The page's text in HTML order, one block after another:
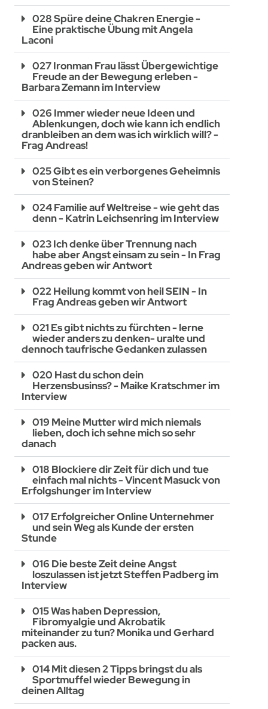
028 Spüre deine Chakren Energie -
Eine praktische Übung mit Angela
Laconi
027 Ironman Frau lässt Übergewichtige
Freude an der Bewegung erleben -
Barbara Zemann im Interview
026 Immer wieder neue Ideen und
Ablenkungen, doch wie kann ich endlich
dranbleiben an dem was ich wirklich will? -
Frag Andreas!
025 Gibt es ein verborgenes Geheimnis
von Steinen?
024 Familie auf Weltreise - wie geht das
denn - Katrin Leichsenring im Interview
023 Ich denke über Trennung nach
habe aber Angst einsam zu sein - In Frag
Andreas geben wir Antwort
022 Heilung kommt von heil SEIN - In
Frag Andreas geben wir Antwort
021 Es gibt nichts zu fürchten - lerne
wieder anders zu denken- uralte und
dennoch taufrische Gedanken zulassen
020 Hast du schon dein
Herzensbusinss? - Maike Kratschmer im
Interview
019 Meine Mutter wird mich niemals
lieben, doch ich sehne mich so sehr
danach
018 Blockiere dir Zeit für dich und tue
einfach mal nichts - Vincent Masuck von
Erfolgshunger im Interview
017 Erfolgreicher Online Unternehmer
und sein Weg als Kunde der ersten
Stunde
016 Die beste Zeit deine Angst
loszulassen ist jetzt Steffen Padberg im
Interview
015 Was haben Depression,
Fibromyalgie und Akrobatik
miteinander zu tun? Monika und Gerhard
packen aus.
014 Mit diesen 2 Tipps bringst du als
Sportmuffel wieder Bewegung in
deinen Alltag